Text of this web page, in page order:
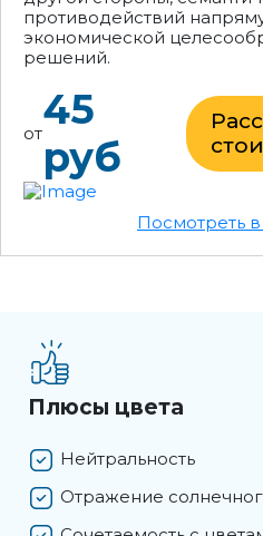
противодействий
экономической
решений.
от45
руб
Посмотреть
Плюсы цвета
Нейтральность
Отражение